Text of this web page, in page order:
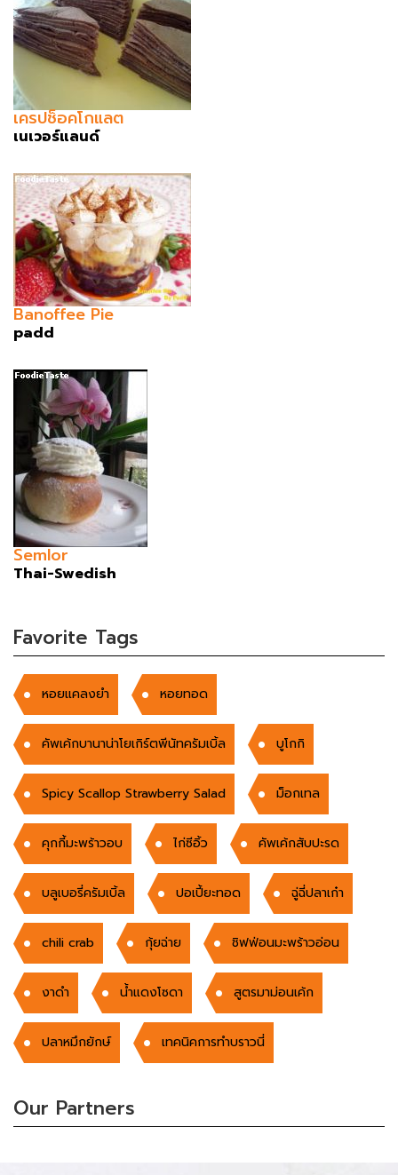
เครปช็อคโกแลต
เนเวอร์แลนด์
Banoffee Pie
padd
Semlor
Thai-Swedish
Favorite Tags
หอยแคลงยำ หอยทอด
คัพเค้กบานาน่าโยเกิร์ตพีนัทครัมเบิ้ล บูโกกิ
Spicy Scallop Strawberry Salad ม็อกเทล
คุกกี้มะพร้าวอบ ไก่ซีอิ้ว คัพเค้กสับปะรด
บลูเบอรี่ครัมเบิ้ล ปอเปี้ยะทอด ฉู่ฉี่ปลาเก๋า
chili crab กุ้ยฉ่าย ชิฟฟ่อนมะพร้าวอ่อน
งาดำ น้ำแดงโซดา สูตรมาม่อนเค้ก
ปลาหมึกยักษ์ เทคนิคการทำบราวนี่
Our Partners